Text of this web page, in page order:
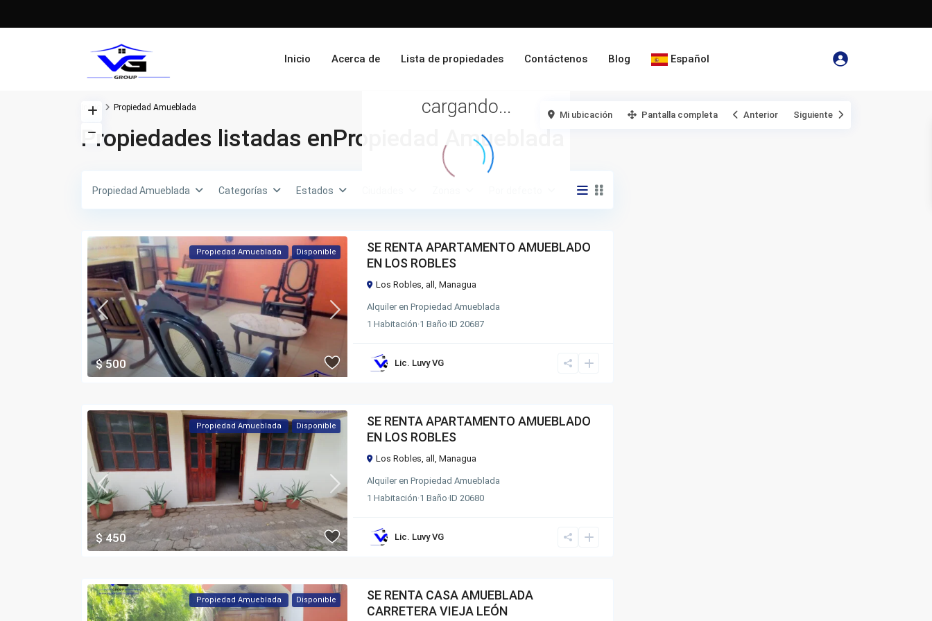
Inicio Acerca de Lista de propiedades Contáctenos Blog Español
cargando... Mi ubicación Pantalla completa Anterior Siguiente
Inicio Propiedad Amueblada
Propiedades listadas enPropiedad Amueblada
Propiedad Amueblada Categorías Estados
$ 500
Propiedad Amueblada Disponible
SE RENTA APARTAMENTO AMUEBLADO
EN LOS ROBLES
Los Robles, all , Managua
Alquileren Propiedad Amueblada
1 Habitación·1 Baño·ID 20687
Lic. Luvy VG
$ 450
Propiedad Amueblada Disponible
SE RENTA APARTAMENTO AMUEBLADO
EN LOS ROBLES
Los Robles, all , Managua
Alquileren Propiedad Amueblada
1 Habitación·1 Baño·ID 20680
Lic. Luvy VG
Propiedad Amueblada Disponible
SE RENTA CASA AMUEBLADA
CARRETERA VIEJA LEÓN